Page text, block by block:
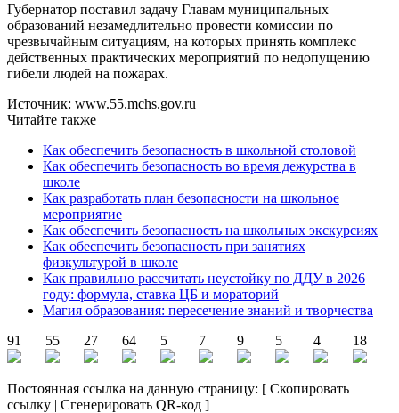
Губернатор поставил задачу Главам муниципальных
образований незамедлительно провести комиссии по
чрезвычайным ситуациям, на которых принять комплекс
действенных практических мероприятий по недопущению
гибели людей на пожарах.
Источник: www.55.mchs.gov.ru
Читайте также
Как обеспечить безопасность в школьной столовой
Как обеспечить безопасность во время дежурства в
школе
Как разработать план безопасности на школьное
мероприятие
Как обеспечить безопасность на школьных экскурсиях
Как обеспечить безопасность при занятиях
физкультурой в школе
Как правильно рассчитать неустойку по ДДУ в 2026
году: формула, ставка ЦБ и мораторий
Магия образования: пересечение знаний и творчества
91
55 27 64 5 7 9 5 4 18
Постоянная ссылка на данную страницу: [ Скопировать
ссылку | Сгенерировать QR-код ]